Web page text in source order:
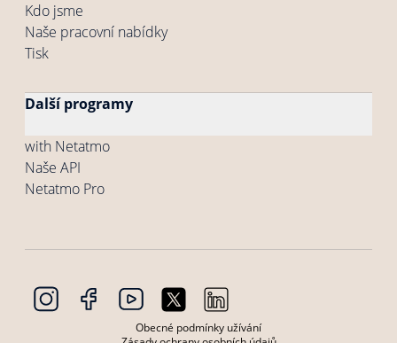
Kdo jsme
Naše pracovní nabídky
Tisk
Další programy
with Netatmo
Naše API
Netatmo Pro
Obecné podmínky užívání